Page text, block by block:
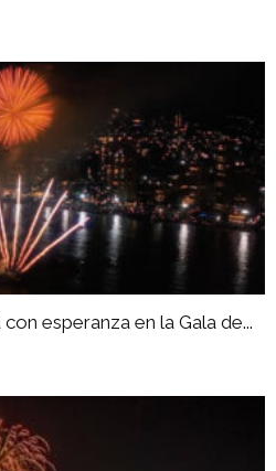
esperanza en la Gala de...